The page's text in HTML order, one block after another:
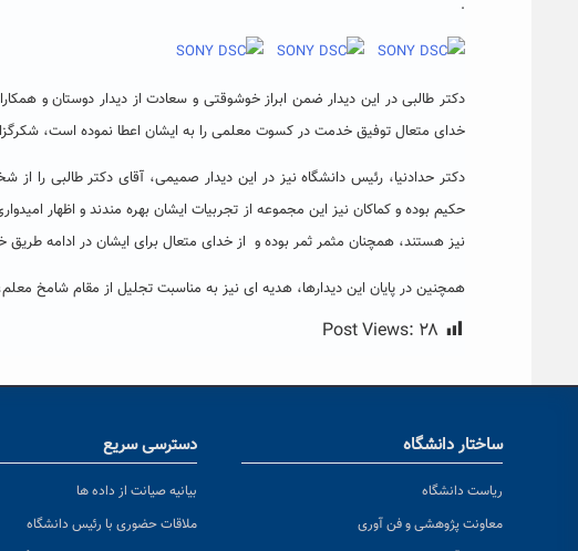
.
دکتر طالبی در این دیدار ضمن ابراز خوشوقتی و سعادت از دیدار دوستان و
خدای متعال توفیق خدمت در کسوت معلمی را به ایشان اعطا نموده است،
دکتر حدادنیا، رئیس دانشگاه نیز در این دیدار صمیمی، آقای دکتر طالبی را
حکیم بوده و کماکان نیز این مجموعه از تجربیات ایشان بهره مندند و اظهار
نیز هستند، همچنان مثمر ثمر بوده و از خدای متعال برای ایشان در ادامه
همچنین در پایان این دیدارها، هدیه ای نیز به مناسبت تجلیل از مقام شامخ
Post Views: ۲۸
ساختار دانشگاه
ریاست دانشگاه
معاونت پژوهشی و فن آوری
دسترسی سریع
بیانیه صیانت از داده ها
ملاقات حضوری با رئیس دانشگاه